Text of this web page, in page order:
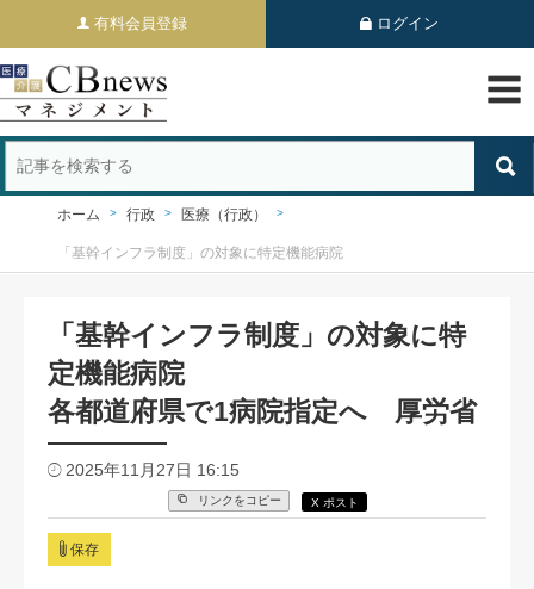
有料会員登録 ログイン
ホーム 行政 医療（行政）
「基幹インフラ制度」の対象に特定機能病院
「基幹インフラ制度」の対象に特
定機能病院
各都道府県で1病院指定へ 厚労省
2025年11月27日 16:15
リンクをコピー X ポスト
保存